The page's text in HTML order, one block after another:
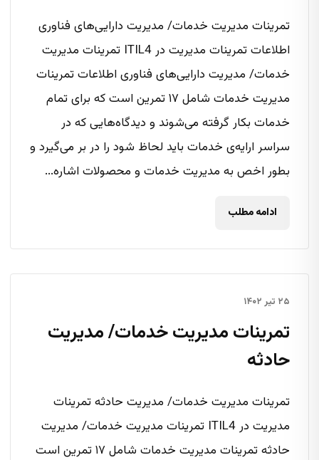
تمرینات مدیریت خدمات/ مدیریت دارایی‌های فناوری
اطلاعات تمرینات مدیریت در ITIL4 تمرینات مدیریت
خدمات/ مدیریت دارایی‌های فناوری اطلاعات تمرینات
مدیریت خدمات شامل ۱۷ تمرین است که برای تمام
خدمات بکار گرفته می‌شوند و دیدگاه‌هایی که در
سراسر ارایه‌ی خدمات باید لحاظ شود را در بر می‌گیرد و
بطور اخص به مدیریت خدمات و محصولات اشاره...
ادامه مطلب
۲۵ تیر ۱۴۰۲
تمرینات مدیریت خدمات/ مدیریت
حادثه
تمرینات مدیریت خدمات/ مدیریت حادثه تمرینات
مدیریت در ITIL4 تمرینات مدیریت خدمات/ مدیریت
حادثه تمرینات مدیریت خدمات شامل ۱۷ تمرین است